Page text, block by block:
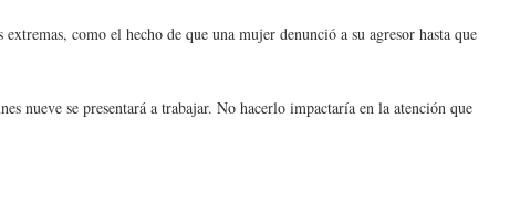
como el hecho de que una mujer denunció a su agresor hasta que
nueve se presentará a trabajar. No hacerlo impactaría en la atención que